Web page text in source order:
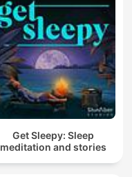
Get Sleepy: Sleep
meditation and stories